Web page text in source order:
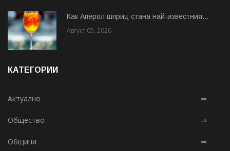
Как Аперол шприц стана най-известния...
Август 05, 2026
КАТЕГОРИИ
Актуално ⇒
Общество ⇒
Общини ⇒